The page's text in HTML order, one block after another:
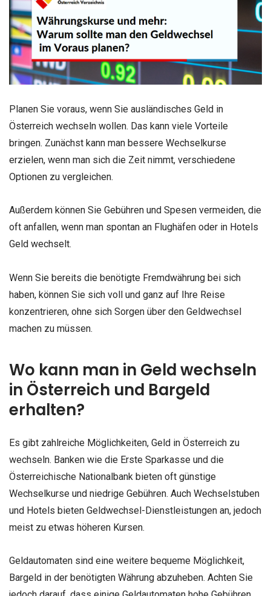
Planen Sie voraus, wenn Sie ausländisches Geld in
Österreich wechseln wollen. Das kann viele Vorteile
bringen. Zunächst kann man bessere Wechselkurse
erzielen, wenn man sich die Zeit nimmt, verschiedene
Optionen zu vergleichen.
Außerdem können Sie Gebühren und Spesen vermeiden, die
oft anfallen, wenn man spontan an Flughäfen oder in Hotels
Geld wechselt.
Wenn Sie bereits die benötigte Fremdwährung bei sich
haben, können Sie sich voll und ganz auf Ihre Reise
konzentrieren, ohne sich Sorgen über den Geldwechsel
machen zu müssen.
Wo kann man in Geld wechseln
in Österreich und Bargeld
erhalten?
Es gibt zahlreiche Möglichkeiten, Geld in Österreich zu
wechseln. Banken wie die Erste Sparkasse und die
Österreichische Nationalbank bieten oft günstige
Wechselkurse und niedrige Gebühren. Auch Wechselstuben
und Hotels bieten Geldwechsel-Dienstleistungen an, jedoch
meist zu etwas höheren Kursen.
Geldautomaten sind eine weitere bequeme Möglichkeit,
Bargeld in der benötigten Währung abzuheben. Achten Sie